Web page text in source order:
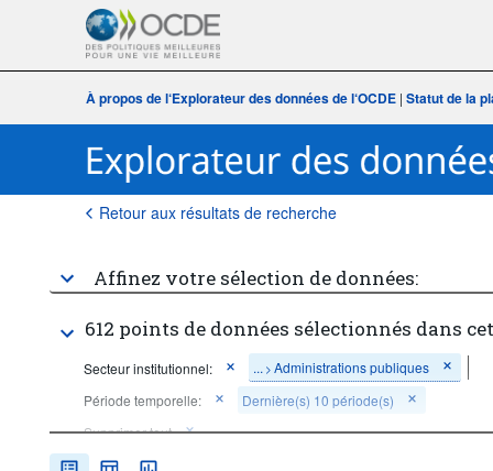
À propos de l‘Explorateur des données de l‘OCDE | Statut de la
Retour aux résultats de recherche
Affinez votre sélection de données:
612 points de données sélectionnés dans
Secteur institutionnel: ... > Administrations publiques
Période temporelle:
Dernière(s) 10 période(s)
Supprimer tout